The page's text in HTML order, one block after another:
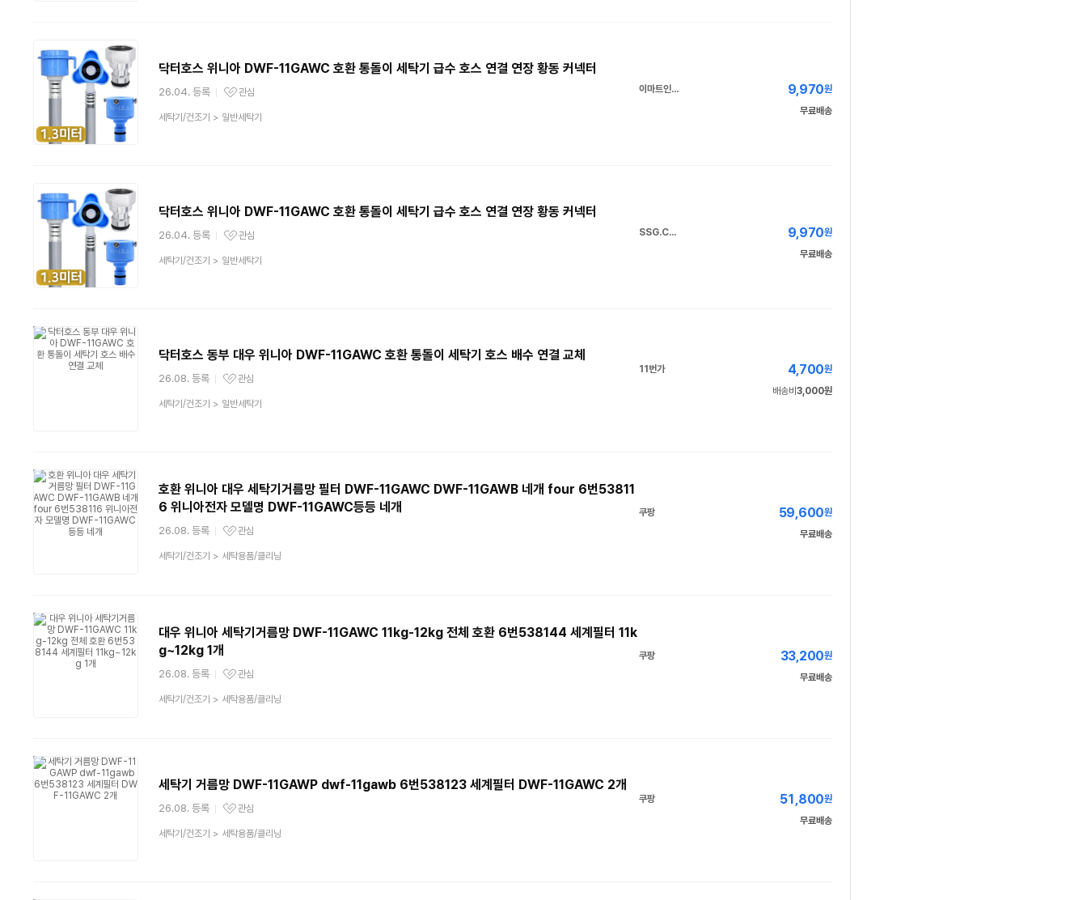
닥터호스 위니아 DWF-11GAWC 호환 통돌이 세탁기 급수 호스 연결 연장 황동 커넥터
26.04. 등록
관심상품
관심
상
세탁기/건조기 > 일반세탁기
이마트인터넷쇼핑몰 9,970원
무료배송
닥터호스 위니아 DWF-11GAWC 호환 통돌이 세탁기 급수 호스 연결 연장 황동 커넥터
26.04. 등록
관심상품
관심
상
세탁기/건조기 > 일반세탁기
SSG.COM 9,970원
무료배송
닥터호스 동부 대우 위니아 DWF-11GAWC 호환 통돌이 세탁기 호스 배수 연결 교체
26.08. 등록
관심상품
관심
상
세탁기/건조기 > 일반세탁기
11번가 4,700원
배송비 3,000원
호환 위니아 대우 세탁기거름망 필터 DWF-11GAWC DWF-11GAWB 네개 four 6번53811
6 위니아전자 모델명 DWF-11GAWC등등 네개
26.08. 등록
관심상품
관심
상
세탁기/건조기 > 세탁용품/클리닝
쿠팡 59,600원
무료배송
대우 위니아 세탁기거름망 DWF-11GAWC 11kg-12kg 전체 호환 6번538144 세계필터 11k
g~12kg 1개
26.08. 등록
관심상품
관심
상
세탁기/건조기 > 세탁용품/클리닝
쿠팡 33,200원
무료배송
세탁기 거름망 DWF-11GAWP dwf-11gawb 6번538123 세계필터 DWF-11GAWC 2개
26.08. 등록
관심상품
관심
상
세탁기/건조기 > 세탁용품/클리닝
쿠팡 51,800원
무료배송